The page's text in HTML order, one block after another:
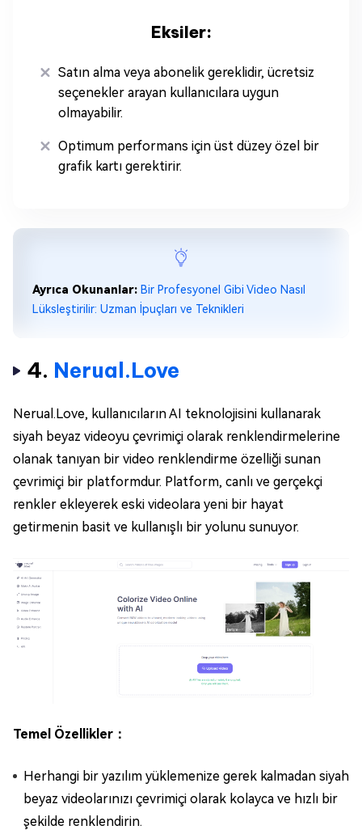
Eksiler:
Satın alma veya abonelik gereklidir, ücretsiz
seçenekler arayan kullanıcılara uygun
olmayabilir.
Optimum performans için üst düzey özel bir
grafik kartı gerektirir.
Ayrıca Okunanlar: Bir Profesyonel Gibi Video Nasıl
Lüksleştirilir: Uzman İpuçları ve Teknikleri
4. Nerual.Love
Nerual.Love, kullanıcıların AI teknolojisini kullanarak
siyah beyaz videoyu çevrimiçi olarak renklendirmelerine
olanak tanıyan bir video renklendirme özelliği sunan
çevrimiçi bir platformdur. Platform, canlı ve gerçekçi
renkler ekleyerek eski videolara yeni bir hayat
getirmenin basit ve kullanışlı bir yolunu sunuyor.
Temel Özellikler：
Herhangi bir yazılım yüklemenize gerek kalmadan siyah
beyaz videolarınızı çevrimiçi olarak kolayca ve hızlı bir
şekilde renklendirin.